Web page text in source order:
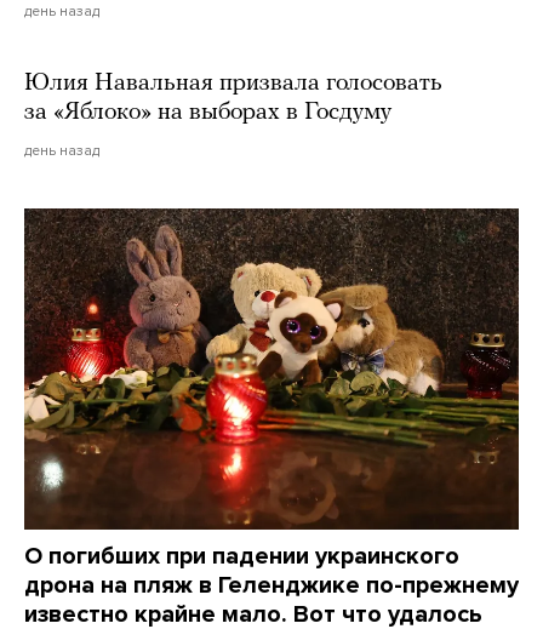
день назад
Юлия Навальная призвала голосовать
за «Яблоко» на выборах в Госдуму
день назад
О погибших при падении украинского
дрона на пляж в Геленджике по-прежнему
известно крайне мало. Вот что удалось